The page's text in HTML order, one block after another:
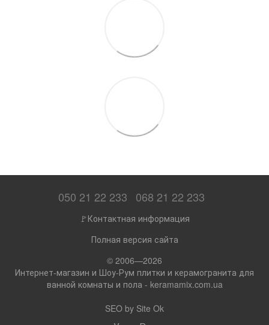
050 21 22 233 068 21 22 233
🚩Контактная информация
Полная версия сайта
© 2006—2026
Интернет-магазин и Шоу-Рум плитки и керамогранита для
ванной комнаты и пола - keramamix.com.ua
SEO by Site Ok